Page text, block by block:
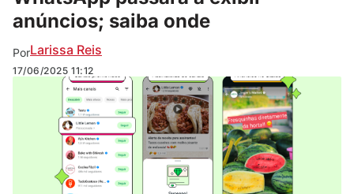
anúncios; saiba onde
PorLarissa Reis
17/06/2025 11:12